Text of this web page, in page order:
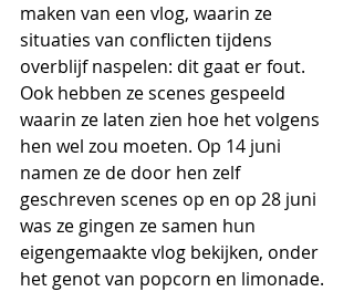
maken van een vlog, waarin ze
situaties van conflicten tijdens
overblijf naspelen: dit gaat er fout.
Ook hebben ze scenes gespeeld
waarin ze laten zien hoe het volgens
hen wel zou moeten. Op 14 juni
namen ze de door hen zelf
geschreven scenes op en op 28 juni
was ze gingen ze samen hun
eigengemaakte vlog bekijken, onder
het genot van popcorn en limonade.